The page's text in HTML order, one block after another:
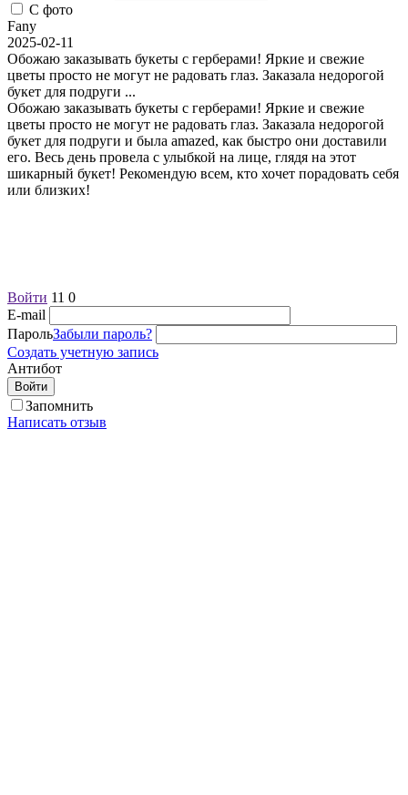
С фото
Fany
2025-02-11
Обожаю заказывать букеты с герберами! Яркие и свежие
цветы просто не могут не радовать глаз. Заказала недорогой
букет для подруги ...
Обожаю заказывать букеты с герберами! Яркие и свежие
цветы просто не могут не радовать глаз. Заказала недорогой
букет для подруги и была amazed, как быстро они доставили
его. Весь день провела с улыбкой на лице, глядя на этот
шикарный букет! Рекомендую всем, кто хочет порадовать себя
или близких!
Войти 11 0
E-mail
ПарольЗабыли пароль?
Создать учетную запись
Антибот
Войти
Запомнить
Написать отзыв